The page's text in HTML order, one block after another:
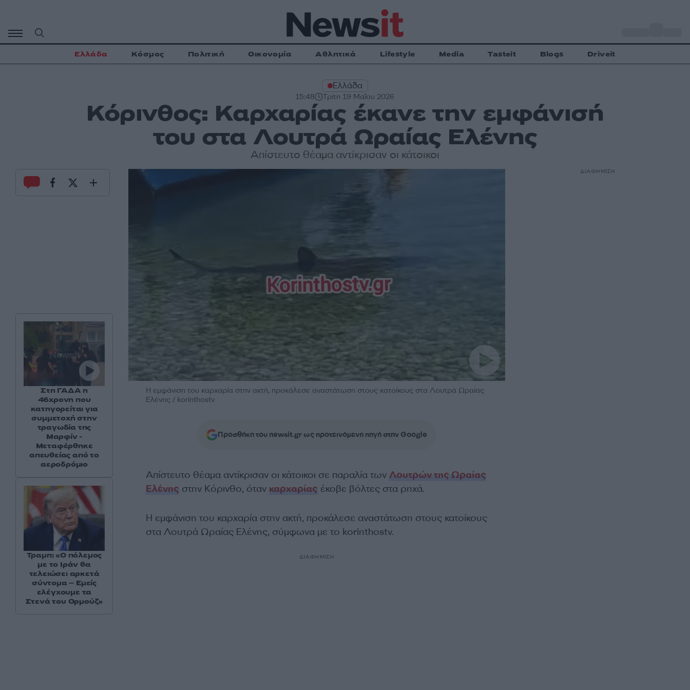
περιεχόμενο
Ελλάδα Κόσμος Πολιτική Οικονομία Αθλητικά Lifestyle Media Tasteit Blogs Driveit
Ελλάδα
15:48 Τρίτη 19 Μαΐου 2026
Κόρινθος: Καρχαρίας έκανε την εμφάνισή
του στα Λουτρά Ωραίας Ελένης
Απίστευτο θέαμα αντίκρισαν οι κάτοικοι
Η εμφάνιση του καρχαρία στην ακτή, προκάλεσε αναστάτωση στους κατοίκους στα Λουτρά Ωραίας
Ελένης / korinthostv
Προσθήκη του newsit.gr ως προτεινόμενη πηγή στην Google
Απίστευτο θέαμα αντίκρισαν οι κάτοικοι σε παραλία των Λουτρών της Ωραίας
Ελένης στην Κόρινθο, όταν καρχαρίας έκοβε βόλτες στα ρηχά.
Η εμφάνιση του καρχαρία στην ακτή, προκάλεσε αναστάτωση στους κατοίκους
στα Λουτρά Ωραίας Ελένης, σύμφωνα με το korinthostv.
ΔΙΑΦΗΜΙΣΗ
Στη ΓΑΔΑ η
46χρονη που
κατηγορείται για
συμμετοχή στην
τραγωδία της
Μαρφίν -
Μεταφέρθηκε
απευθείας από το
αεροδρόμιο
Τραμπ: «Ο πόλεμος
με το Ιράν θα
τελειώσει αρκετά
σύντομα – Εμείς
ελέγχουμε τα
Στενά του Ορμούζ»
ΔΙΑΦΗΜΙΣΗ